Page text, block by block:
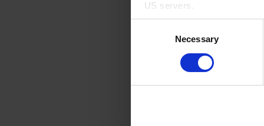
US servers.
For more information on
NecessaryKurzer Rohransatz
Nennweite KF DN 40
Material Edelstahl